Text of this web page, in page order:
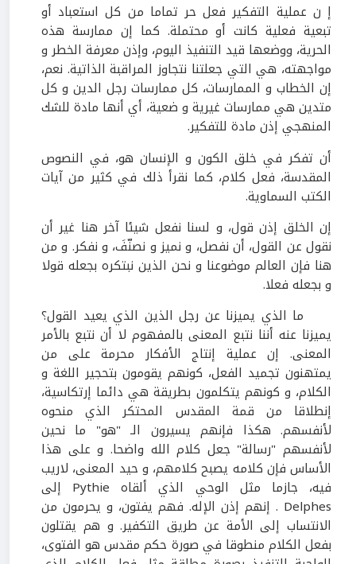
إ ن عملية التفكير فعل حر تماما من كل استعباد أو
تبعية فعلية كانت أو محتملة. كما إن ممارسة هذه
الحرية، ووضعها قيد التنفيذ اليوم، وإذن معرفة الخطر و
مواجهته، هي التي جعلتنا نتجاوز المراقبة الذاتية. نعم،
إن الخطاب و الممارسات، كل ممارسات رجل الدين و كل
متدين هي ممارسات غيرية و ضعية، أي أنها مادة للشك
المنهجي إذن مادة للتفكير.
أن تفكر في خلق الكون و الإنسان هو، في النصوص
المقدسة، فعل كلام، كما نقرأ ذلك في كثير من آيات
الكتب السماوية.
إن الخلق إذن قول، و لسنا نفعل شيئا آخر هنا غير أن
نقول عن القول، أن نفصل، و نميز و نصنّفَ، و نفكر. و من
هنا فإن العالم موضوعنا و نحن الذين نبتكره بجعله قولا
و بجعله فعلا.
ما الذي يميزنا عن رجل الذين الذي يعيد القول؟
يميزنا عنه أننا نتبع المعنى بالمفهوم لا أن نتبع بالأمر
المعنى. إن عملية إنتاج الأفكار محرمة على من
يمتهنون تجميد الفعل، كونهم يقومون بتحجير اللغة و
الكلام، و كونهم يتكلمون بطريقة هي دائما إرتكاسية،
إنطلاقا من قمة المقدس المحتكر الذي منحوه
لأنفسهم. هكذا فإنهم يسيرون الـ "هو" ما نحين
لأنفسهم "رسالة" جعل كلام الله واضحا. و على هذا
الأساس فإن كلامه يصبح كلامهم، و حيد المعنى، لاريب
فيه، جازما مثل الوحي الذي ألقاه Pythie إلى
Delphes . إنهم إذن الإله. فهم يفتون، و يحرمون من
الانتساب إلى الأمة عن طريق التكفير. و هم يقتلون
بفعل الكلام منطوقا في صورة حكم مقدس هو الفتوى،